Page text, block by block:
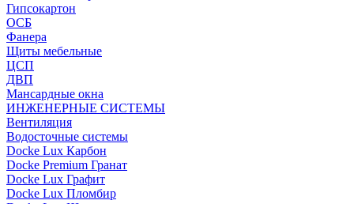
Гипсокартон
ОСБ
Фанера
Щиты мебельные
ЦСП
ДВП
Мансардные окна
ИНЖЕНЕРНЫЕ СИСТЕМЫ
Вентиляция
Водосточные системы
Docke Lux Карбон
Docke Premium Гранат
Docke Lux Графит
Docke Lux Пломбир